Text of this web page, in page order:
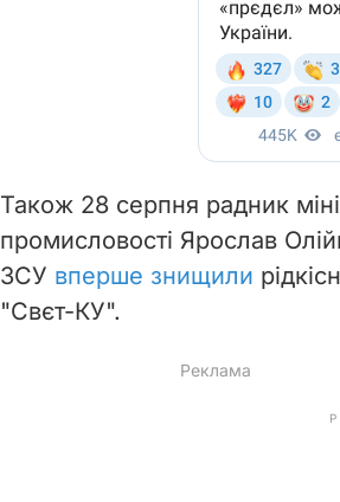
Також 28 серпня радник
промисловості Ярослав
ЗСУ вперше знищили
"Свєт-КУ".